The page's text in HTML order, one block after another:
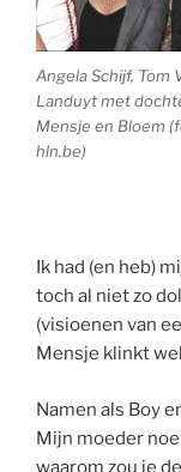
Angela Schijf, Tom
Landuyt met
Mensje en Bloem
hln.be)
Ik had (en heb)
toch al niet zo
(visioenen van
Mensje klinkt
Namen als Boy
Mijn moeder
waarom zou je